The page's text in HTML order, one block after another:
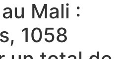
Mali :
1058